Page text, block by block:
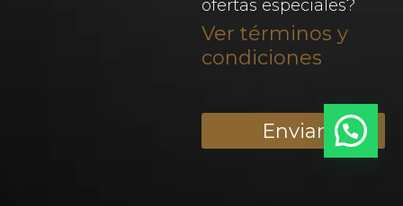
ofertas especiales?
Ver términos y
condiciones
Enviar